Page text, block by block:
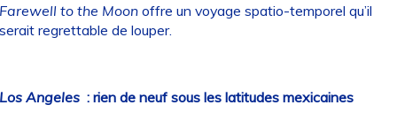
to the Moonoffre un voyage spatio-temporel qu’il
regrettable de louper.
Angeles : rien de neuf sous les latitudes mexicaines